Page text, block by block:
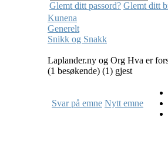
Glemt ditt passord? Glemt ditt
Kunena
Generelt
Snikk og Snakk
Laplander.ny og Org Hva er
(1 besøkende) (1) gjest
Svar på emne Nytt emne